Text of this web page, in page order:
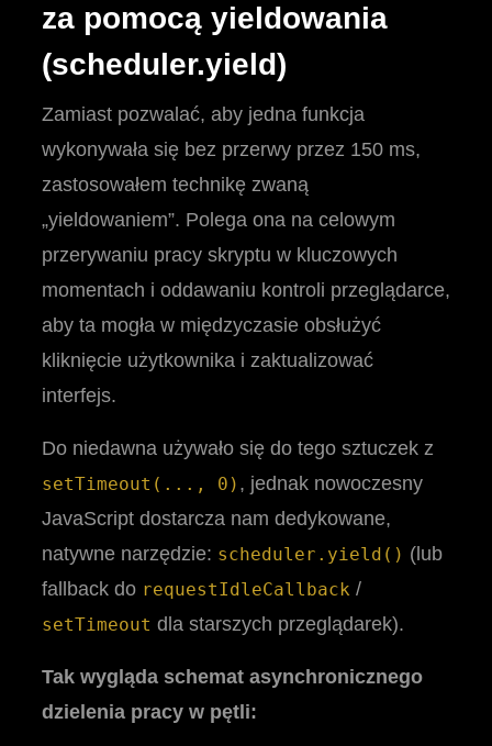
za pomocą yieldowania
(scheduler.yield)
Zamiast pozwalać, aby jedna funkcja
wykonywała się bez przerwy przez 150 ms,
zastosowałem technikę zwaną
„yieldowaniem”. Polega ona na celowym
przerywaniu pracy skryptu w kluczowych
momentach i oddawaniu kontroli przeglądarce,
aby ta mogła w międzyczasie obsłużyć
kliknięcie użytkownika i zaktualizować
interfejs.
Do niedawna używało się do tego sztuczek z
setTimeout(..., 0) , jednak nowoczesny
JavaScript dostarcza nam dedykowane,
natywne narzędzie: scheduler.yield() (lub
fallback do requestIdleCallback /
setTimeout dla starszych przeglądarek).
Tak wygląda schemat asynchronicznego
dzielenia pracy w pętli: